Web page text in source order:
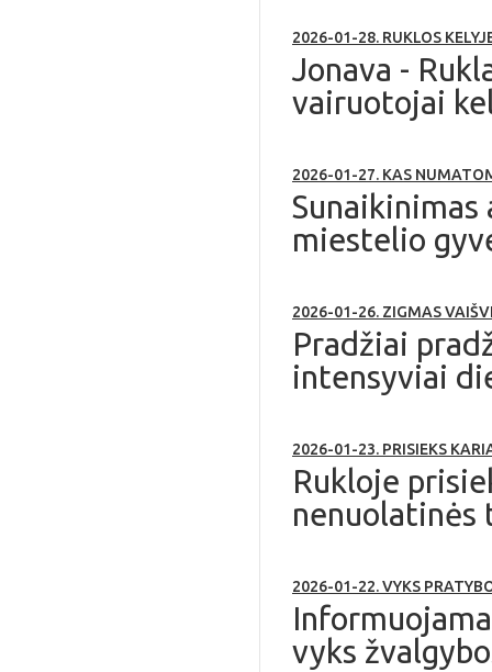
2026-01-28. RUKLOS
Jonava -
vairuotojai
2026-01-27. KAS
Sunaikinimas
miestelio
2026-01-26. ZIGMAS
Pradžiai
intensyviai
2026-01-23. PRISIEKS
Rukloje
nenuolatinės
2026-01-22. VYKS
vyks